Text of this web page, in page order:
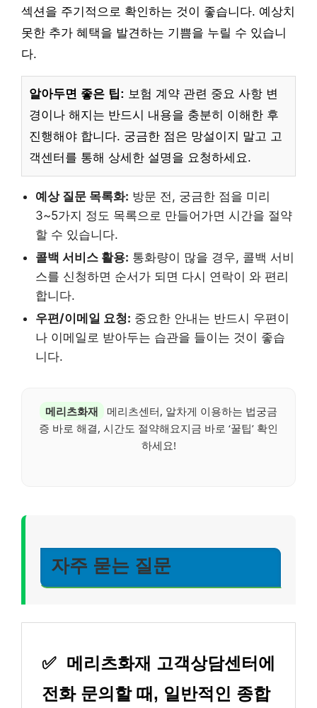
섹션을 주기적으로 확인하는 것이 좋습니다. 예상치
못한 추가 혜택을 발견하는 기쁨을 누릴 수 있습니
다.
알아두면 좋은 팁: 보험 계약 관련 중요 사항 변
경이나 해지는 반드시 내용을 충분히 이해한 후
진행해야 합니다. 궁금한 점은 망설이지 말고 고
객센터를 통해 상세한 설명을 요청하세요.
예상 질문 목록화: 방문 전, 궁금한 점을 미리
3~5가지 정도 목록으로 만들어가면 시간을 절약
할 수 있습니다.
콜백 서비스 활용: 통화량이 많을 경우, 콜백 서비
스를 신청하면 순서가 되면 다시 연락이 와 편리
합니다.
우편/이메일 요청: 중요한 안내는 반드시 우편이
나 이메일로 받아두는 습관을 들이는 것이 좋습
니다.
메리츠화재
메리츠센터, 알차게 이용하는 법궁금
증 바로 해결, 시간도 절약해요지금 바로 ‘꿀팁’ 확인
하세요!
자주 묻는 질문
✅ 메리츠화재 고객상담센터에
전화 문의할 때, 일반적인 종합